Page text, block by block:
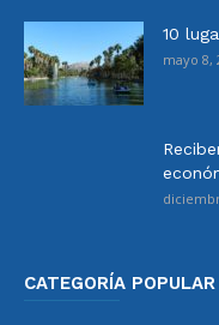
10
mayo 8,
CATEGORÍA POPULAR